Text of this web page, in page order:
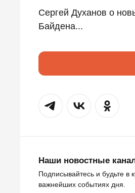
Сергей Духанов о
Байдена...
Наши новостные
Подписывайтесь и будьте в
важнейших событиях дня.